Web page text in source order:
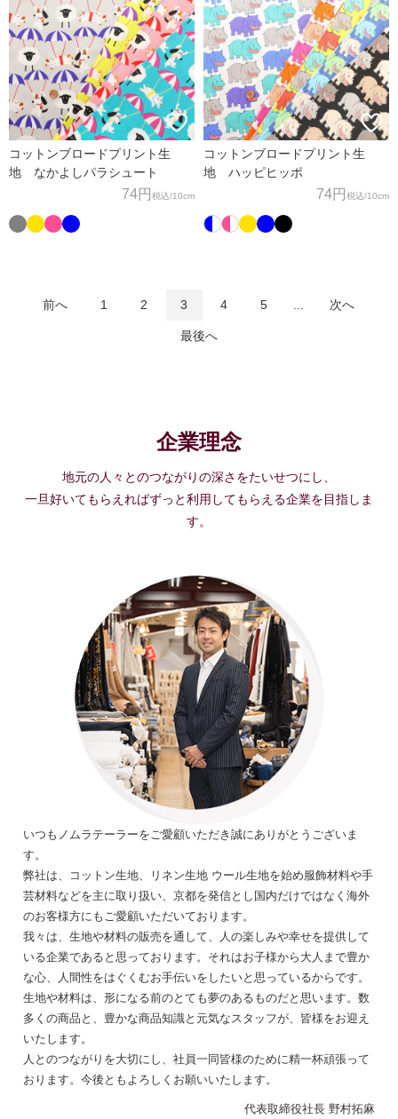
コットンブロードプリント生
地 なかよしパラシュート
74円 税込/10cm
コットンブロードプリント生
地 ハッピヒッポ
74円 税込/10cm
前へ 1 2 3 4 5 次へ
最後へ
企業理念
地元の人々とのつながりの深さをたいせつにし、
一旦好いてもらえればずっと利用してもらえる企業を目指しま
す。
いつもノムラテーラーをご愛顧いただき誠にありがとうございま
す。
弊社は、コットン生地、リネン生地 ウール生地を始め服飾材料や手
芸材料などを主に取り扱い、京都を発信とし国内だけではなく海外
のお客様方にもご愛顧いただいております。
我々は、生地や材料の販売を通して、人の楽しみや幸せを提供して
いる企業であると思っております。それはお子様から大人まで豊か
な心、人間性をはぐくむお手伝いをしたいと思っているからです。
生地や材料は、形になる前のとても夢のあるものだと思います。数
多くの商品と、豊かな商品知識と元気なスタッフが、皆様をお迎え
いたします。
人とのつながりを大切にし、社員一同皆様のために精一杯頑張って
おります。今後ともよろしくお願いいたします。
代表取締役社長 野村拓麻